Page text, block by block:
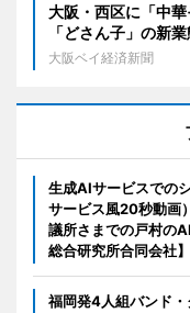
大阪・西区に「中
「どさん子」の新
大阪ベイ経済新聞
生成AIサービスでの
サービス風20秒動画
議所さまでの戸村の
総合研究所合同会社】
福岡発4人組バンド